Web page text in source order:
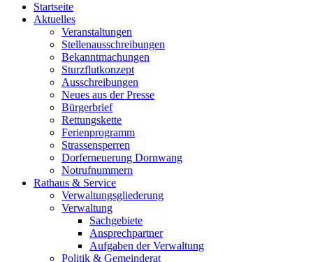
Startseite
Aktuelles
Veranstaltungen
Stellenausschreibungen
Bekanntmachungen
Sturzflutkonzept
Ausschreibungen
Neues aus der Presse
Bürgerbrief
Rettungskette
Ferienprogramm
Strassensperren
Dorferneuerung Dornwang
Notrufnummern
Rathaus & Service
Verwaltungsgliederung
Verwaltung
Sachgebiete
Ansprechpartner
Aufgaben der Verwaltung
Politik & Gemeinderat